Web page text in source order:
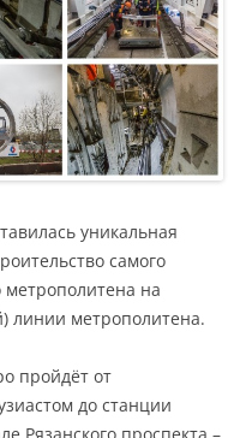
уникальная
самого
метрополитена на
линии метрополитена.
пройдёт от
до станции
Рязанского проспекта –